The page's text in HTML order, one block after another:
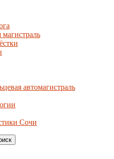
магистраль
автомагистраль
Сочи